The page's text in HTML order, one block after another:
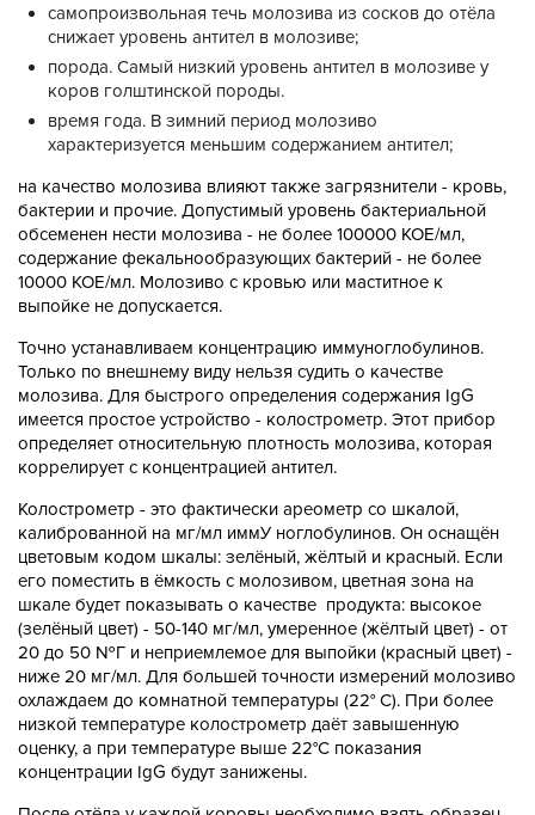
самопроизвольная течь молозива из сосков до отёла
снижает уровень антител в молозиве;
порода. Самый низкий уровень антител в молозиве у
коров голштинской породы.
время года. В зимний период молозиво
характеризуется меньшим содержанием антител;
на качество молозива влияют также загрязнители - кровь,
бактерии и прочие. Допустимый уровень бактериальной
обсеменен нести молозива - не более 100000 КОЕ/мл,
содержание фекальнообразующих бактерий - не более
10000 КОЕ/мл. Молозиво с кровью или маститное к
выпойке не допускается.
Точно устанавливаем концентрацию иммуноглобулинов.
Только по внешнему виду нельзя судить о качестве
молозива. Для быстрого определения содержания IgG
имеется простое устройство - колострометр. Этот прибор
определяет относительную плотность молозива, которая
коррелирует с концентрацией антител.
Колострометр - это фактически ареометр со шкалой,
калиброванной на мг/мл иммУ ноглобулинов. Он оснащён
цветовым кодом шкалы: зелёный, жёлтый и красный. Если
его поместить в ёмкость с молозивом, цветная зона на
шкале будет показывать о качестве продукта: высокое
(зелёный цвет) - 50-140 мг/мл, умеренное (жёлтый цвет) - от
20 до 50 №Г и неприемлемое для выпойки (красный цвет) -
ниже 20 мг/мл. Для большей точности измерений молозиво
охлаждаем до комнатной температуры (22° С). При более
низкой температуре колострометр даёт завышенную
оценку, а при температуре выше 22°С показания
концентрации IgG будут занижены.